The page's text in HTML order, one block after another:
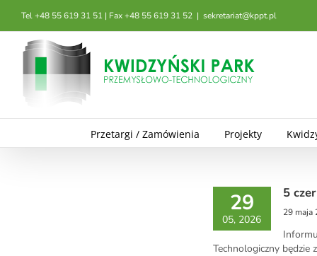
zawartości
Tel +48 55 619 31 51 | Fax +48 55 619 31 52 | sekretariat@kppt.pl
Przetargi / Zamówienia Projekty
29
05, 2026
5
29 maja
Technologiczny będzie